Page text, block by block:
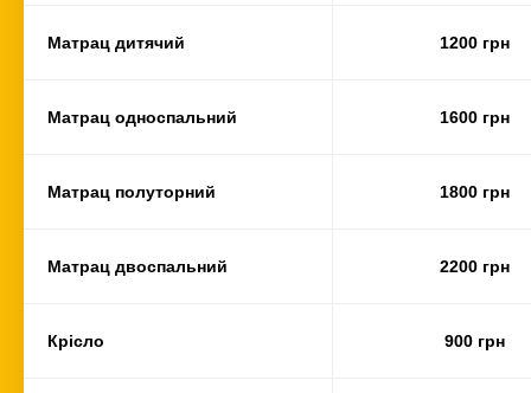
Матрац дитячий 1200 грн
Матрац односпальний 1600 грн
Матрац полуторний 1800 грн
Матрац двоспальний 2200 грн
Крісло 900 грн